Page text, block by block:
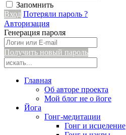
Запомнить
Вход Потеряли пароль ?
Авторизация
Генерация пароля
Получить новый пароль
Главная
Об авторе проекта
Мой блог не о йоге
Йога
Гонг-медитации
Гонг и исцеление